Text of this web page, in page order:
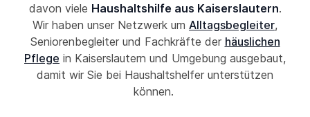
davon viele Haushaltshilfe aus Kaiserslautern.
Wir haben unser Netzwerk um Alltagsbegleiter,
Seniorenbegleiter und Fachkräfte der häuslichen
Pflege in Kaiserslautern und Umgebung ausgebaut,
damit wir Sie bei Haushaltshelfer unterstützen
können.